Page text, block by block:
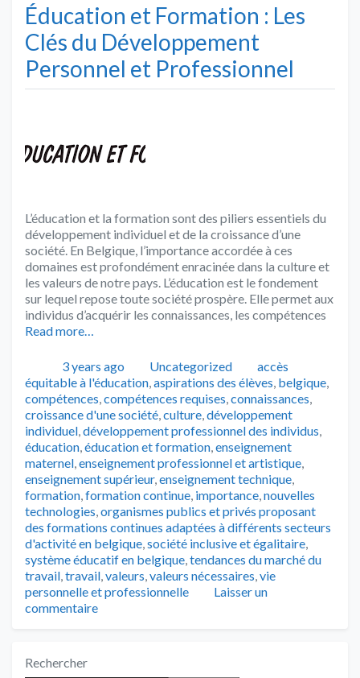
Éducation et Formation : Les
Clés du Développement
Personnel et Professionnel
L’éducation et la formation sont des piliers essentiels du
développement individuel et de la croissance d’une
société. En Belgique, l’importance accordée à ces
domaines est profondément enracinée dans la culture et
les valeurs de notre pays. L’éducation est le fondement
sur lequel repose toute société prospère. Elle permet aux
individus d’acquérir les connaissances, les compétences
Read more…
Publié3 years ago Catégories
Uncategorized Tags
accès
équitable à l'éducation,aspirations des élèves, belgique,
compétences,compétences requises,connaissances,
croissance d'une société,culture,développement
individuel,développement professionnel des individus,
éducation,éducation et formation,enseignement
maternel,enseignement professionnel et artistique,
enseignement supérieur,enseignement technique,
formation,formation continue, importance,nouvelles
technologies,organismes publics et privés proposant
des formations continues adaptées à différents secteurs
d'activité en belgique,société inclusive et égalitaire,
système éducatif en belgique,tendances du marché du
travail,travail,valeurs,valeurs nécessaires,vie
personnelle et professionnelle
Laisser un
commentaire
Rechercher